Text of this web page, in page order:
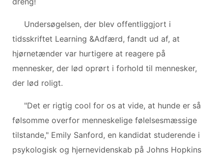
Undersøgelsen, der blev offentliggjort i
tidsskriftet Learning &Adfærd, fandt ud af, at
hjørnetænder var hurtigere at reagere på
mennesker, der lød oprørt i forhold til mennesker,
der lød roligt.
"Det er rigtig cool for os at vide, at hunde er så
følsomme overfor menneskelige følelsesmæssige
tilstande," Emily Sanford, en kandidat studerende i
psykologisk og hjernevidenskab på Johns Hopkins